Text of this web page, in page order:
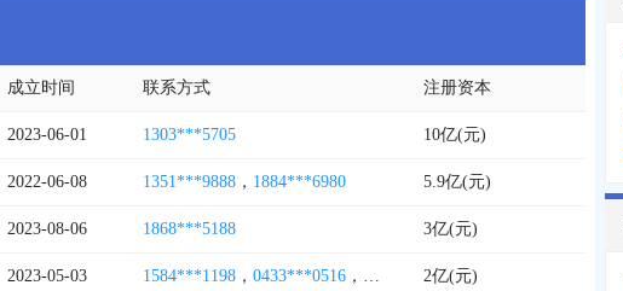
成立时间 联系方式 注册资本
2023-06-01 1303***5705 10亿(元)
2022-06-08 1351***9888 ， 1884***6980 5.9亿(元)
2023-08-06 1868***5188 3亿(元)
2023-05-03 1584***1198 ， 0433***0516 ， 1359***5533
2亿(元)